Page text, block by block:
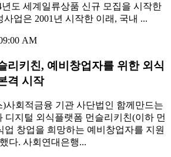
도 세계일류상품 신규 모집을 시작한
업은 2001년 시작한 이래, 국내 ...
AM
리키친, 예비창업자를 위한 외식
격 시작
사회적금융 기관 사단법인 함께만드는
디지털 외식플랫폼 먼슬리키친(이하 먼
업 창업을 희망하는 예비창업자를 지원
다. 사회연대은행...